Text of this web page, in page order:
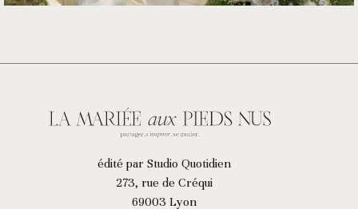
édité par Studio Quotidien
273, rue de Créqui
69003 Lyon